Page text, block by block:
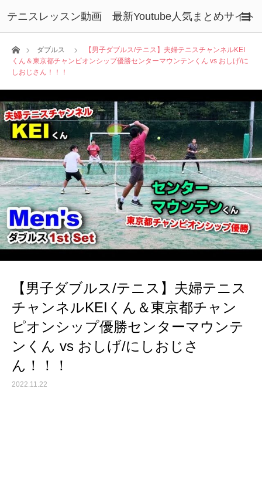
テニスレッスン動画 最新Youtube人気まとめサイト
ホームダブルス
【男子ダブルス/テニス】夫婦テニスチャンネルKEI
くん＆東京都チャンピオンシップ優勝センターマウンテンくん vs おしげ/に
しおじさん！！！
【男子ダブルス/テニス】夫婦テニス
チャンネルKEIくん＆東京都チャン
ピオンシップ優勝センターマウンテ
ンくん vs おしげ/にしおじさ
ん！！！
2022.11.22